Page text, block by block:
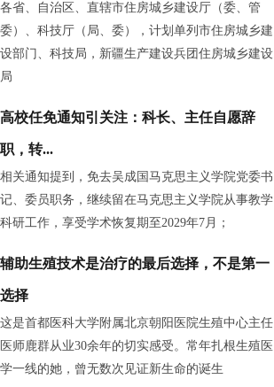
各省、自治区、直辖市住房城乡建设厅（委、管
委）、科技厅（局、委），计划单列市住房城乡建
设部门、科技局，新疆生产建设兵团住房城乡建设
局
高校任免通知引关注：科长、主任自愿辞
职，转...
相关通知提到，免去吴成国马克思主义学院党委书
记、委员职务，继续留在马克思主义学院从事教学
科研工作，享受学术恢复期至2029年7月；
辅助生殖技术是治疗的最后选择，不是第一
选择
这是首都医科大学附属北京朝阳医院生殖中心主任
医师鹿群从业30余年的切实感受。常年扎根生殖医
学一线的她，曾无数次见证新生命的诞生